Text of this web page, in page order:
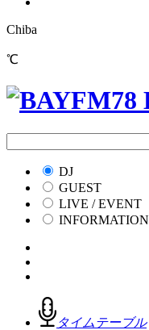
Chiba
℃
DJ
GUEST
LIVE / EVENT
INFORMATION
タイムテーブル